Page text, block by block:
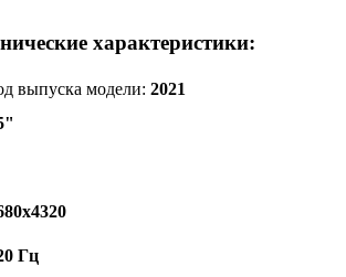
характеристики:
выпуска модели:2021
Гц